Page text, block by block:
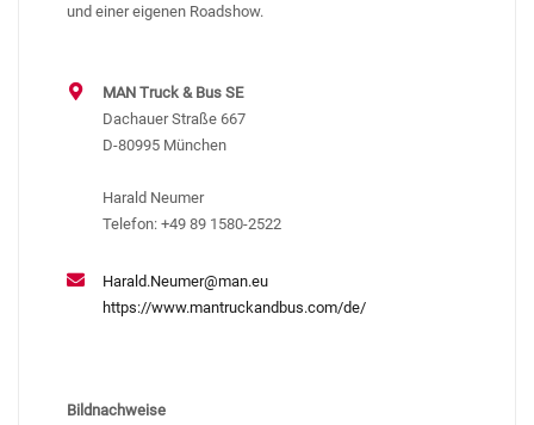
und einer eigenen Roadshow.
MAN Truck & Bus SE
Dachauer Straße 667
D-80995 München
Harald Neumer
Telefon: +49 89 1580-2522
Harald.Neumer@man.eu
https://www.mantruckandbus.com/de/
Bildnachweise